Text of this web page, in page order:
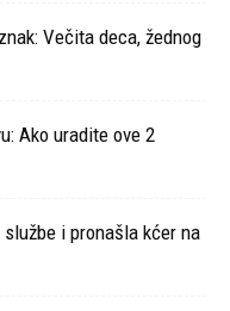
Večita deca, žednog
Ako uradite ove 2
i pronašla kćer na